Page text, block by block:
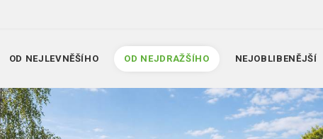
OD NEJLEVNĚŠÍHO OD NEJDRAŽŠÍHO NEJOBLIBENĚJŠÍ